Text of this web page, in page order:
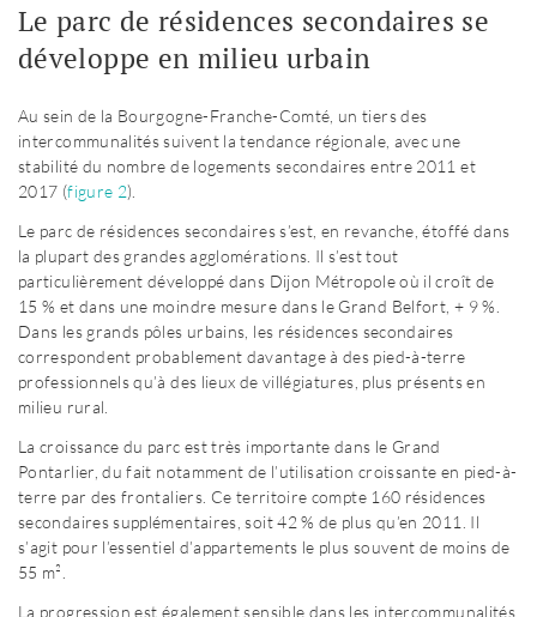
Le parc de résidences secondaires se
développe en milieu urbain
Au sein de la Bourgogne-Franche-Comté, un tiers des
intercommunalités suivent la tendance régionale, avec une
stabilité du nombre de logements secondaires entre 2011 et
2017 (figure 2).
Le parc de résidences secondaires s’est, en revanche, étoffé dans
la plupart des grandes agglomérations. Il s’est tout
particulièrement développé dans Dijon Métropole où il croît de
15 % et dans une moindre mesure dans le Grand Belfort, + 9 %.
Dans les grands pôles urbains, les résidences secondaires
correspondent probablement davantage à des pied-à-terre
professionnels qu’à des lieux de villégiatures, plus présents en
milieu rural.
La croissance du parc est très importante dans le Grand
Pontarlier, du fait notamment de l’utilisation croissante en pied-à-
terre par des frontaliers. Ce territoire compte 160 résidences
secondaires supplémentaires, soit 42 % de plus qu’en 2011. Il
s’agit pour l’essentiel d’appartements le plus souvent de moins de
55 m².
La progression est également sensible dans les intercommunalités